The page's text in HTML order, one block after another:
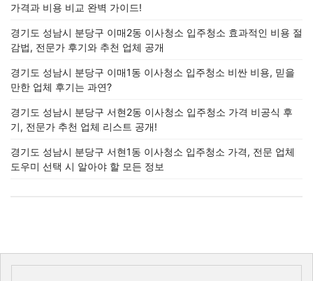
가격과 비용 비교 완벽 가이드!
경기도 성남시 분당구 이매2동 이사청소 입주청소 효과적인 비용 절
감법, 전문가 후기와 추천 업체 공개
경기도 성남시 분당구 이매1동 이사청소 입주청소 비싼 비용, 믿을
만한 업체 후기는 과연?
경기도 성남시 분당구 서현2동 이사청소 입주청소 가격 비공식 후
기, 전문가 추천 업체 리스트 공개!
경기도 성남시 분당구 서현1동 이사청소 입주청소 가격, 전문 업체
도우미 선택 시 알아야 할 모든 정보